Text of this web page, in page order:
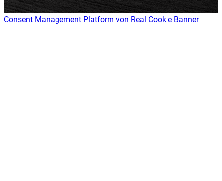
Consent Management Platform von Real Cookie Banner